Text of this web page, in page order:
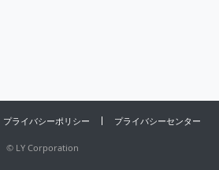
プライバシーポリシー プライバシーセンター
© LY Corporation